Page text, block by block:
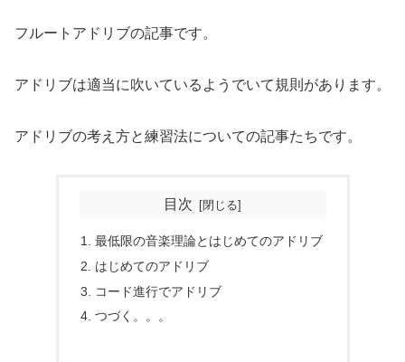
んよね。フル屋と同じように、耳で音を当てることもでき...
フルートアドリブの記事です。
アドリブは適当に吹いているようでいて規則があります。
アドリブの考え方と練習法についての記事たちです。
目次
最低限の音楽理論とはじめてのアドリブ
はじめてのアドリブ
コード進行でアドリブ
つづく。。。